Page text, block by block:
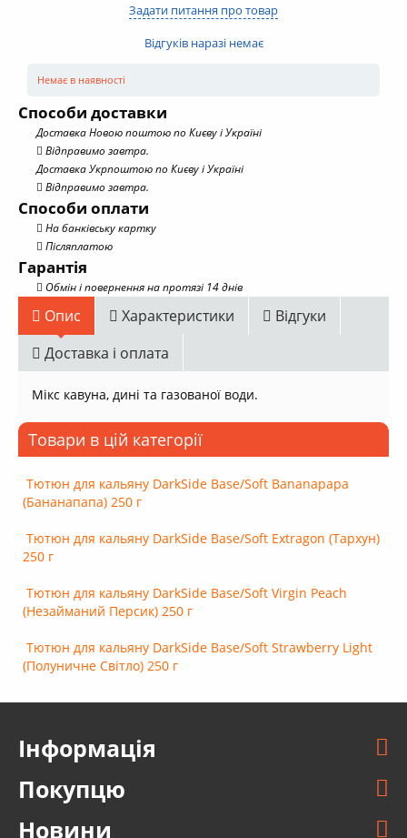
Задати питання про товар
Відгуків наразі немає
Немає в наявності
Способи доставки
Доставка Новою поштою по Києву і Україні
Відправимо завтра.
Доставка Укрпоштою по Києву і Україні
Відправимо завтра.
Способи оплати
На банківську картку
Післяплатою
Гарантія
Обмін і повернення на протязі 14 днів
Опис Характеристики
Відгуки
Доставка і оплата
Мікс кавуна, дині та газованої води.
Товари в цій категорії
Тютюн для кальяну DarkSide Base/Soft Bananapapa
(Бананапапа) 250 г
Тютюн для кальяну DarkSide Base/Soft Extragon (Тархун)
250 г
Тютюн для кальяну DarkSide Base/Soft Virgin Peach
(Незайманий Персик) 250 г
Тютюн для кальяну DarkSide Base/Soft Strawberry Light
(Полуничне Світло) 250 г
Інформація
Покупцю
Новини